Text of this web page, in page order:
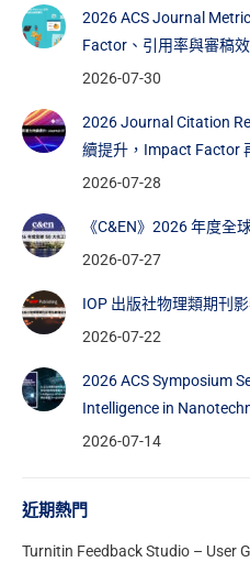
2026 ACS Journal
Factor、引用率與審稿
2026-07-30
2026 Journal Citation
續提升，Impact Factor
2026-07-28
《C&EN》2026 年度全
2026-07-27
IOP 出版社物理類期刊
2026-07-22
2026 ACS Symposium
Intelligence in
2026-07-14
近期熱門
Turnitin Feedback Studio – User